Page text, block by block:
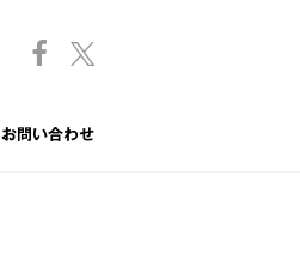
お問い合わせ